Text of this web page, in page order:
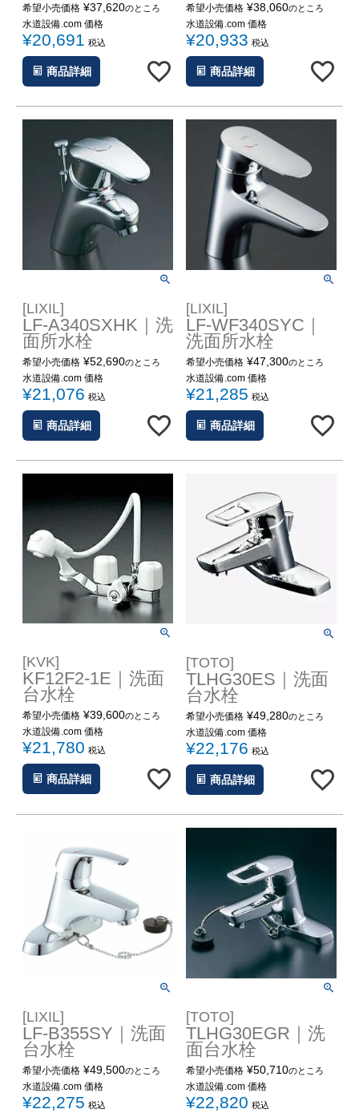
希望小売価格 ¥37,620のところ
水道設備.com 価格
¥20,691 税込
商品詳細
希望小売価格 ¥38,060のところ
水道設備.com 価格
¥20,933 税込
商品詳細
[LIXIL]
LF-A340SXHK｜洗
面所水栓
希望小売価格 ¥52,690のところ
水道設備.com 価格
¥21,076 税込
商品詳細
[LIXIL]
LF-WF340SYC｜
洗面所水栓
希望小売価格 ¥47,300のところ
水道設備.com 価格
¥21,285 税込
商品詳細
[KVK]
KF12F2-1E｜洗面
台水栓
希望小売価格 ¥39,600のところ
水道設備.com 価格
¥21,780 税込
商品詳細
[TOTO]
TLHG30ES｜洗面
台水栓
希望小売価格 ¥49,280のところ
水道設備.com 価格
¥22,176 税込
商品詳細
[LIXIL]
LF-B355SY｜洗面
台水栓
希望小売価格 ¥49,500のところ
水道設備.com 価格
¥22,275 税込
[TOTO]
TLHG30EGR｜洗
面台水栓
希望小売価格 ¥50,710のところ
水道設備.com 価格
¥22,820 税込